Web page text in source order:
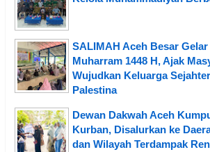
SALIMAH Aceh Besar
Muharram 1448 H, Ajak
Wujudkan Keluarga
Palestina
Dewan Dakwah Aceh
Kurban, Disalurkan ke
dan Wilayah Terdampak